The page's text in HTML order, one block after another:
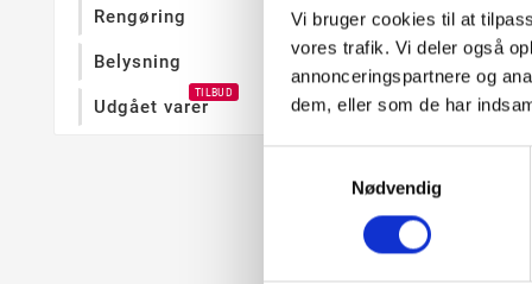
Vi bruger cookies til at
vores trafik. Vi deler også
annonceringspartnere og
dem, eller som de har
Nødvendig
Rengøring 
Belysning
Udgået varer
TILBUD